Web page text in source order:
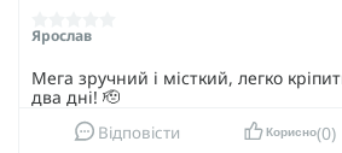
Ярослав
Мега зручний і місткий, легко
два дні! 🫡
Відповісти Корисно 0